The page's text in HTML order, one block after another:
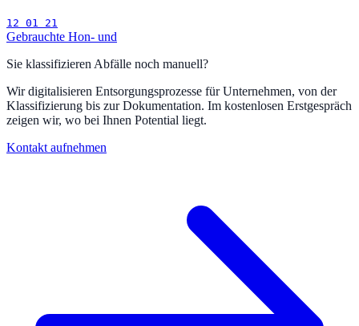
12 01 21
Gebrauchte Hon- und
Sie klassifizieren Abfälle noch manuell?
Wir digitalisieren Entsorgungsprozesse für Unternehmen, von der
Klassifizierung bis zur Dokumentation. Im kostenlosen Erstgespräch
zeigen wir, wo bei Ihnen Potential liegt.
Kontakt aufnehmen